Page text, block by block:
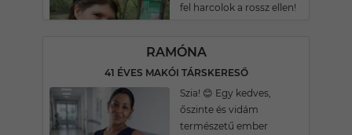
fel harcolok a rossz ellen!
RAMÓNA
41 ÉVES MAKÓI TÁRSKERESŐ
Szia! 😊 Egy kedves,
őszinte és vidám
természetű ember